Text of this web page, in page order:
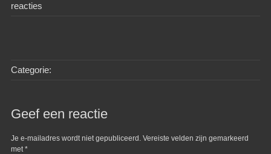
reacties
Categorie:
Geef een reactie
Je e-mailadres wordt niet gepubliceerd. Vereiste velden zijn gemarkeerd
met*